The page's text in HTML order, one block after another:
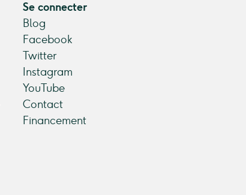
Se connecter
Blog
Facebook
Twitter
Instagram
YouTube
Contact
Financement